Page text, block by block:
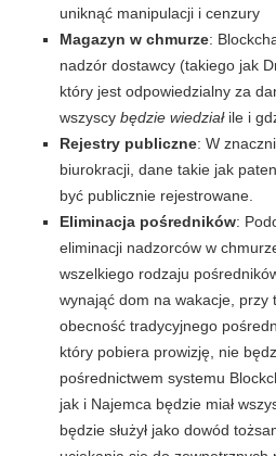
uniknąć manipulacji i cenzury
Magazyn w chmurze:
nadzór dostawcy (takiego jak
który jest odpowiedzialny za
wszyscy będzie wiedziałile i
Rejestry publiczne: W
biurokracji, dane takie jak
być publicznie rejestrowane.
Eliminacja pośredników:
eliminacji nadzorców w
wszelkiego rodzaju
wynająć dom na wakacje, przy
obecność tradycyjnego
który pobiera prowizję, nie
pośrednictwem systemu
jak i Najemca będzie miał
będzie służył jako dowód